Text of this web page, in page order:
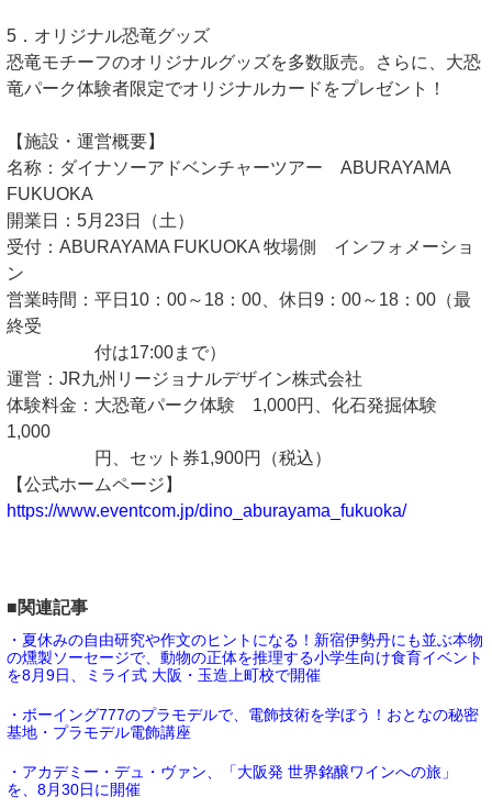
5．オリジナル恐竜グッズ
恐竜モチーフのオリジナルグッズを多数販売。さらに、大恐
竜パーク体験者限定でオリジナルカードをプレゼント！
【施設・運営概要】
名称：ダイナソーアドベンチャーツアー ABURAYAMA
FUKUOKA
開業日：5月23日（土）
受付：ABURAYAMA FUKUOKA 牧場側 インフォメーショ
ン
営業時間：平日10：00～18：00、休日9：00～18：00（最
終受
付は17:00まで）
運営：JR九州リージョナルデザイン株式会社
体験料金：大恐竜パーク体験 1,000円、化石発掘体験
1,000
円、セット券1,900円（税込）
【公式ホームページ】
https://www.eventcom.jp/dino_aburayama_fukuoka/
■関連記事
・夏休みの自由研究や作文のヒントになる！新宿伊勢丹にも並ぶ本物
の燻製ソーセージで、動物の正体を推理する小学生向け食育イベント
を8月9日、ミライ式 大阪・玉造上町校で開催
・ボーイング777のプラモデルで、電飾技術を学ぼう！おとなの秘密
基地・プラモデル電飾講座
・アカデミー・デュ・ヴァン、「大阪発 世界銘醸ワインへの旅」
を、8月30日に開催